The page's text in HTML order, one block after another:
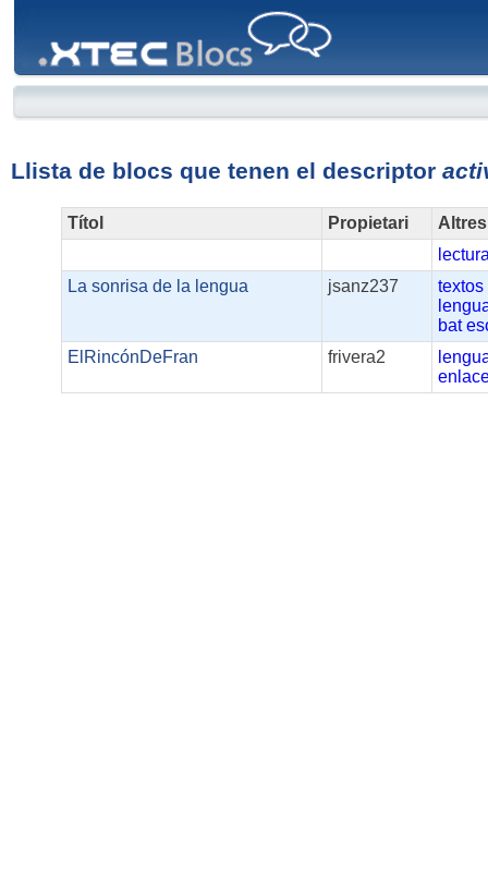
Llista de blocs que tenen el descriptor
Títol Propietari
La sonrisa de la lengua
jsanz237
textos
bat
ElRincónDeFran
frivera2